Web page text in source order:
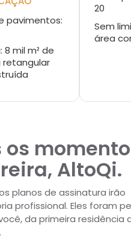
pavimentos:
8 mil m² de
retangular
20
Sem
área
os
AltoQi.
planos de assinatura irão
profissional. Eles foram
da primeira residência